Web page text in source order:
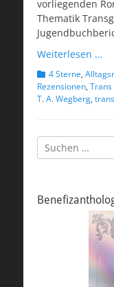
vorliegenden
Thematik
Weiterlesen …
Kategorien
4 Sterne,
Rezensionen, Trans
T. A. Wegberg,
Suchen
nach: